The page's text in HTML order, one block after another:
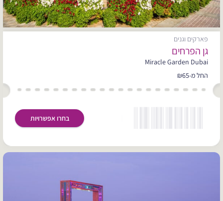
פארקים וגנים
גן הפרחים
Miracle Garden Dubai
החל מ-₪65
בחרו אפשרויות